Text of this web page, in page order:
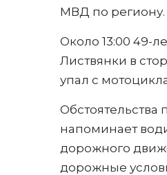
МВД по региону.
Около 13:00 49-
Листвянки в
упал с
Обстоятельства
напоминает
дорожного
дорожные